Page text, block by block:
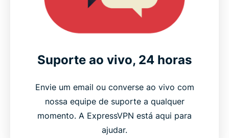
Suporte ao vivo, 24 horas
Envie um email ou converse ao vivo com
nossa equipe de suporte a qualquer
momento. A ExpressVPN está aqui para
ajudar.